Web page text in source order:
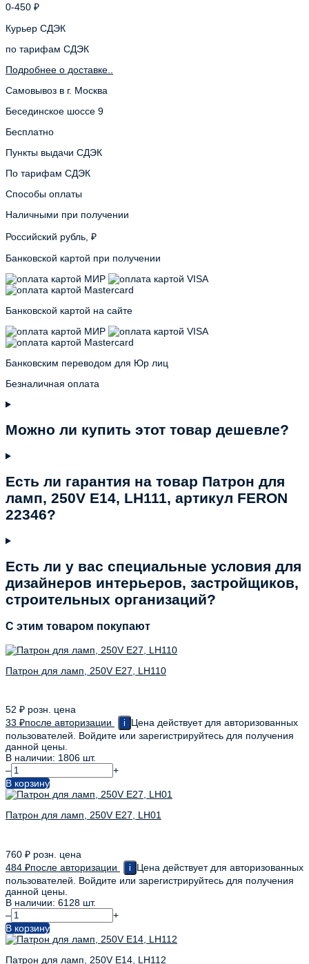
0-450 ₽
Курьер СДЭК
по тарифам СДЭК
Подробнее о доставке..
Самовывоз в г. Москва
Бесединское шоссе 9
Бесплатно
Пункты выдачи СДЭК
По тарифам СДЭК
Способы оплаты
Наличными при получении
Российский рубль, ₽
Банковской картой при получении
Банковской картой на сайте
Банковским переводом для Юр лиц
Безналичная оплата
Можно ли купить этот товар дешевле?
Есть ли гарантия на товар Патрон для
ламп, 250V E14, LH111, артикул FERON
22346?
Есть ли у вас специальные условия для
дизайнеров интерьеров, застройщиков,
строительных организаций?
C этим товаром покупают
Патрон для ламп, 250V E27, LH110
52 ₽ розн. цена
33 ₽после авторизации i
Цена действует для авторизованных
пользователей. Войдите или зарегистрируйтесь для получения
данной цены.
В наличии: 1806 шт.
–
+
В корзину
Патрон для ламп, 250V E27, LH01
760 ₽ розн. цена
484 ₽после авторизации i
Цена действует для авторизованных
пользователей. Войдите или зарегистрируйтесь для получения
данной цены.
В наличии: 6128 шт.
–
+
В корзину
Патрон для ламп, 250V E14, LH112